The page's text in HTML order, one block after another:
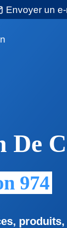
Envoyer un e-
De
974